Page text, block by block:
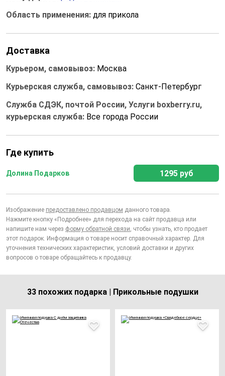
Область применения: для прикола
Доставка
Курьером, самовывоз: Москва
Курьерская служба, самовывоз: Санкт-Петербург
Служба СДЭК, почтой России, Услуги boxberry.ru,
курьерская служба: Все города России
Где купить
Долина Подарков 1295 руб
Изображение предоставлено продавцом данного товара.
Нажмите кнопку «Подробнее» для перехода на сайт продавца или
напишите нам через форму обратной связи, чтобы узнать, кто продает
этот подарок. Информация о товаре носит справочный характер. Для
уточнения технических характеристик, условий доставки и других
вопросов о товаре обращайтесь к продавцу.
33 похожих подарка | Прикольные подушки